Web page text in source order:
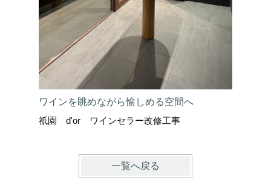
ワインを眺めながら愉しめる空間へ
祇園 d'or ワインセラー改修工事
一覧へ戻る